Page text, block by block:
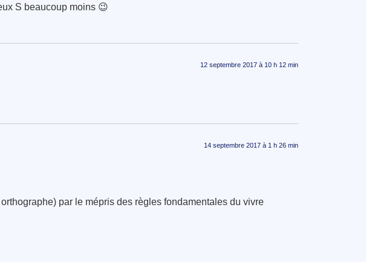
S beaucoup moins 😉
12 septembre 2017 à 10 h 12 min
14 septembre 2017 à 1 h 26 min
par le mépris des règles fondamentales du vivre